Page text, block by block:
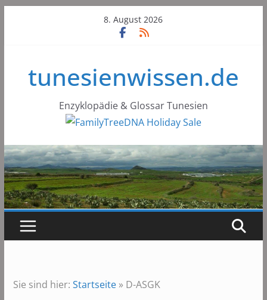
8. August 2026
tunesienwissen.de
Enzyklopädie & Glossar Tunesien
Sie sind hier: Startseite» D-ASGK